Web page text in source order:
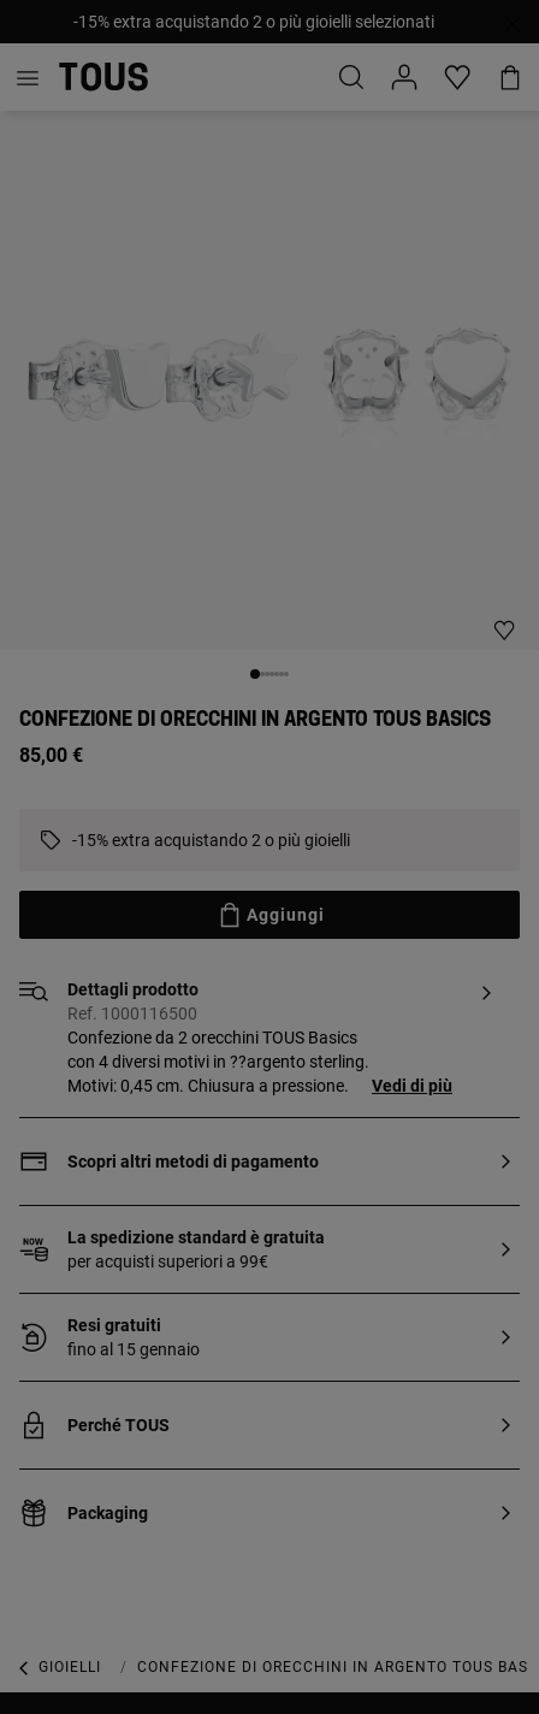
-15% extra acquistando 2 o più gioielli selezionati
CONFEZIONE DI ORECCHINI IN ARGENTO TOUS BASICS
85,00 €
-15% extra acquistando 2 o più gioielli
Aggiungi
Dettagli prodotto
Ref. 1000116500
Confezione da 2 orecchini TOUS Basics
con 4 diversi motivi in ??argento sterling.
Motivi: 0,45 cm. Chiusura a pressione.
Vedi di più
Scopri altri metodi di pagamento
La spedizione standard è gratuita
per acquisti superiori a 99€
Resi gratuiti
fino al 15 gennaio
Perché TOUS
Packaging
GIOIELLI GIOIELLI IN ARGENTO STERLING
CONFEZIONE DI ORECCHINI IN ARGENTO TOUS